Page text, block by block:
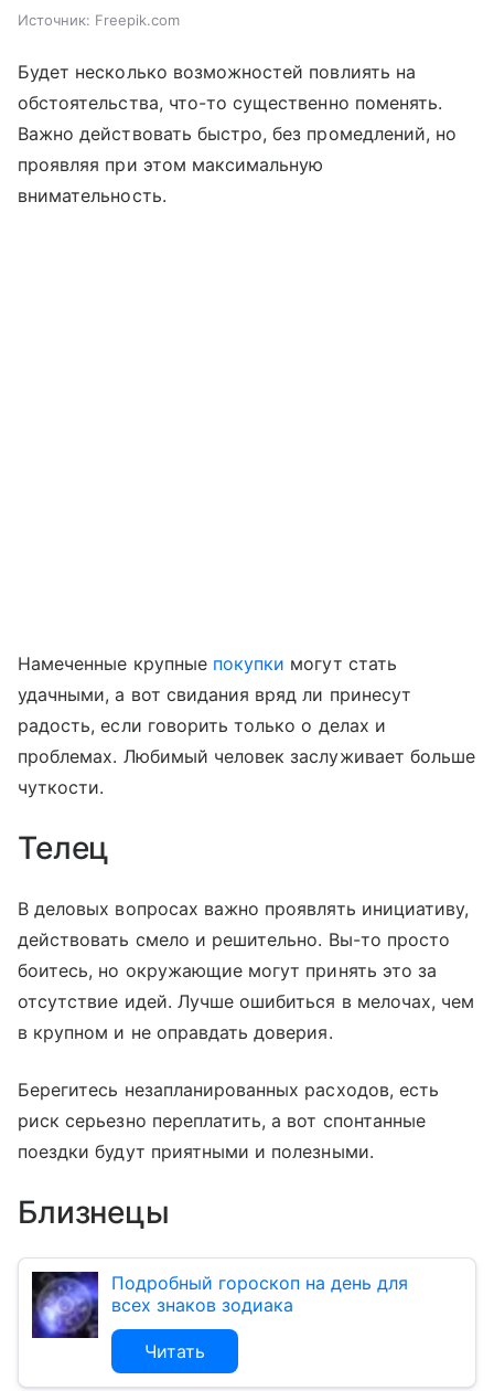
Источник: Freepik.com
Будет несколько возможностей повлиять на
обстоятельства, что-то существенно поменять.
Важно действовать быстро, без промедлений, но
проявляя при этом максимальную
внимательность.
Намеченные крупные покупки могут стать
удачными, а вот свидания вряд ли принесут
радость, если говорить только о делах и
проблемах. Любимый человек заслуживает больше
чуткости.
Телец
В деловых вопросах важно проявлять инициативу,
действовать смело и решительно. Вы-то просто
боитесь, но окружающие могут принять это за
отсутствие идей. Лучше ошибиться в мелочах, чем
в крупном и не оправдать доверия.
Берегитесь незапланированных расходов, есть
риск серьезно переплатить, а вот спонтанные
поездки будут приятными и полезными.
Близнецы
Подробный гороскоп на день для
всех знаков зодиака
Читать